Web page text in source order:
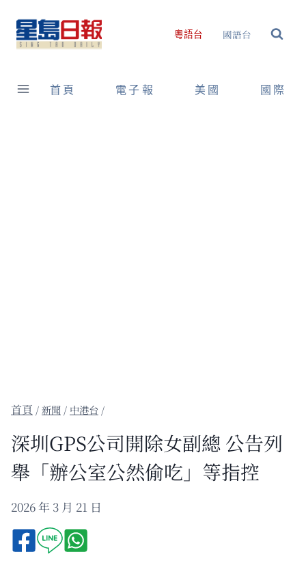
content
粵語台 國語台
首頁 電子報 美國 國際
/新聞 / 中港台 /
深圳GPS公司開除女副總 公告列
舉「辦公室公然偷吃」等指控
2026 年 3 月 21 日